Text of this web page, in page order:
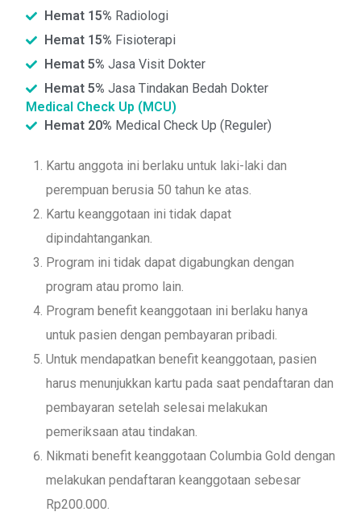
Hemat 15% Radiologi
Hemat 15% Fisioterapi
Hemat 5% Jasa Visit Dokter
Hemat 5% Jasa Tindakan Bedah Dokter
Medical Check Up (MCU)
Hemat 20% Medical Check Up (Reguler)
Kartu anggota ini berlaku untuk laki-laki dan
perempuan berusia 50 tahun ke atas.
Kartu keanggotaan ini tidak dapat
dipindahtangankan.
Program ini tidak dapat digabungkan dengan
program atau promo lain.
Program benefit keanggotaan ini berlaku hanya
untuk pasien dengan pembayaran pribadi.
Untuk mendapatkan benefit keanggotaan, pasien
harus menunjukkan kartu pada saat pendaftaran dan
pembayaran setelah selesai melakukan
pemeriksaan atau tindakan.
Nikmati benefit keanggotaan Columbia Gold dengan
melakukan pendaftaran keanggotaan sebesar
Rp200.000.